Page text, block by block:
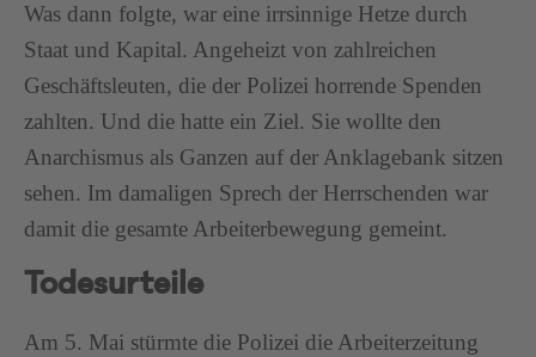
Was dann folgte, war eine irrsinnige Hetze durch
Staat und Kapital. Angeheizt von zahlreichen
Geschäftsleuten, die der Polizei horrende Spenden
zahlten. Und die hatte ein Ziel. Sie wollte den
Anarchismus als Ganzen auf der Anklagebank sitzen
sehen. Im damaligen Sprech der Herrschenden war
damit die gesamte Arbeiterbewegung gemeint.
Todesurteile
Am 5. Mai stürmte die Polizei die Arbeiterzeitung